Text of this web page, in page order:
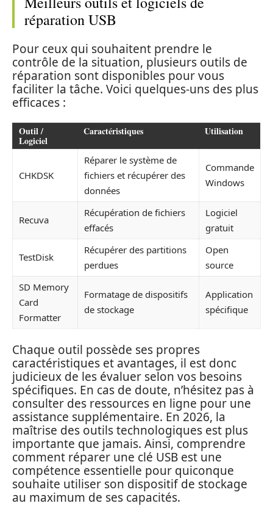
réparation USB
Pour ceux qui souhaitent prendre le
contrôle de la situation, plusieurs outils de
réparation sont disponibles pour vous
faciliter la tâche. Voici quelques-uns des plus
efficaces :
Outil /
Logiciel
Caractéristiques Utilisation
CHKDSK
Réparer le système de
fichiers et récupérer des
données
Commande
Windows
Recuva
Récupération de fichiers
effacés
Logiciel
gratuit
TestDisk
Récupérer des partitions
perdues
Open
source
SD Memory
Card
Formatter
Formatage de dispositifs
de stockage
Application
spécifique
Chaque outil possède ses propres
caractéristiques et avantages, il est donc
judicieux de les évaluer selon vos besoins
spécifiques. En cas de doute, n’hésitez pas à
consulter des ressources en ligne pour une
assistance supplémentaire. En 2026, la
maîtrise des outils technologiques est plus
importante que jamais. Ainsi, comprendre
comment réparer une clé USB est une
compétence essentielle pour quiconque
souhaite utiliser son dispositif de stockage
au maximum de ses capacités.